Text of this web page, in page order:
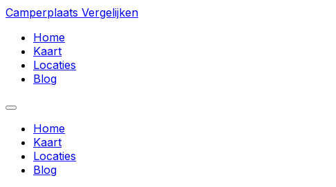
Camperplaats Vergelijken
Home
Kaart
Locaties
Blog
Home
Kaart
Locaties
Blog